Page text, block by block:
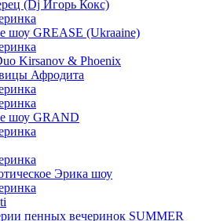
(Dj Игорь Кокс)
шоу GREASE (Ukraaine)
Kirsanov & Phoenix
Афродита
шоу GRAND
Эрика шоу
пенных вечеринок SUMMER